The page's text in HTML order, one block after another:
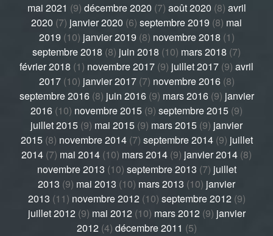
mai 2021 (9) décembre 2020 (7) août 2020 (8) avril
2020 (7) janvier 2020 (6) septembre 2019 (8) mai
2019 (10) janvier 2019 (8) novembre 2018 (1)
septembre 2018 (8) juin 2018 (10) mars 2018 (7)
février 2018 (1) novembre 2017 (9) juillet 2017 (9) avril
2017(10) janvier 2017(7) novembre 2016(8)
septembre 2016(8) juin 2016(9) mars 2016(9) janvier
2016 (10) novembre 2015 (9) septembre 2015 (9)
juillet 2015 (9) mai 2015 (9) mars 2015 (9) janvier
2015(8) novembre 2014(7) septembre 2014(9) juillet
2014 (7) mai 2014 (10) mars 2014 (9) janvier 2014 (8)
novembre 2013 (10) septembre 2013 (7) juillet
2013 (9) mai 2013 (10) mars 2013 (10) janvier
2013 (11) novembre 2012(10) septembre 2012(9)
juillet 2012(9) mai 2012(10) mars 2012(9) janvier
2012(4) décembre 2011 (5)